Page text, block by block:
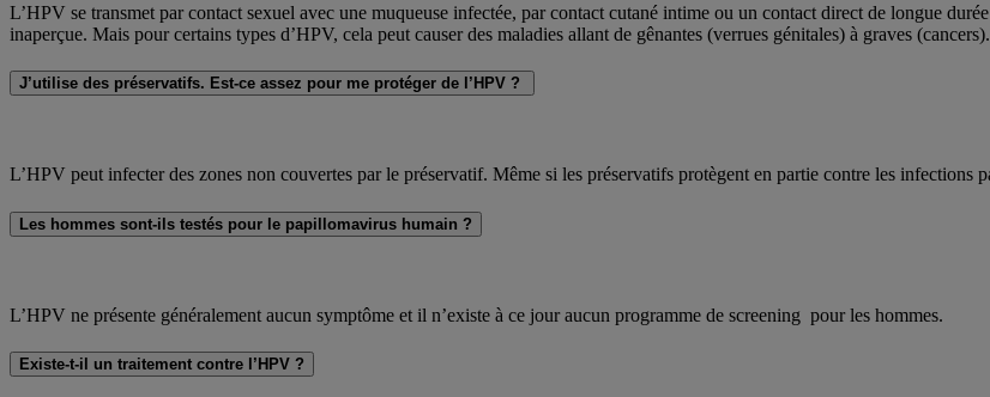
L’HPV se transmet par contact sexuel avec une muqueuse infectée, par contact cutané intime ou un contact direct de longue
inaperçue. Mais pour certains types d’HPV, cela peut causer des maladies allant de gênantes (verrues génitales) à graves (cancers).
J’utilise des préservatifs. Est-ce assez pour me protéger de l’HPV ?
L’HPV peut infecter des zones non couvertes par le préservatif. Même si les préservatifs protègent en partie contre les infections
Les hommes sont-ils testés pour le papillomavirus humain ?
L’HPV ne présente généralement aucun symptôme et il n’existe à ce jour aucun programme de screening pour les hommes.
Existe-t-il un traitement contre l’HPV ?